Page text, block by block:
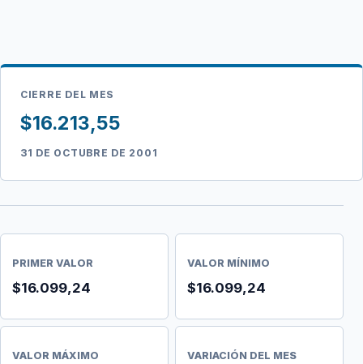
CIERRE DEL MES
$16.213,55
31 DE OCTUBRE DE 2001
PRIMER VALOR
$16.099,24
VALOR MÍNIMO
$16.099,24
VALOR MÁXIMO VARIACIÓN DEL MES